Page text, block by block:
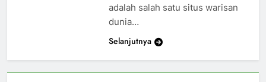
adalah salah satu situs warisan
dunia…
Selanjutnya